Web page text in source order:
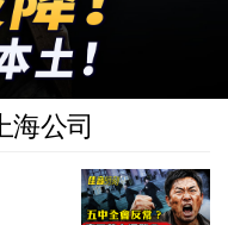
海公司